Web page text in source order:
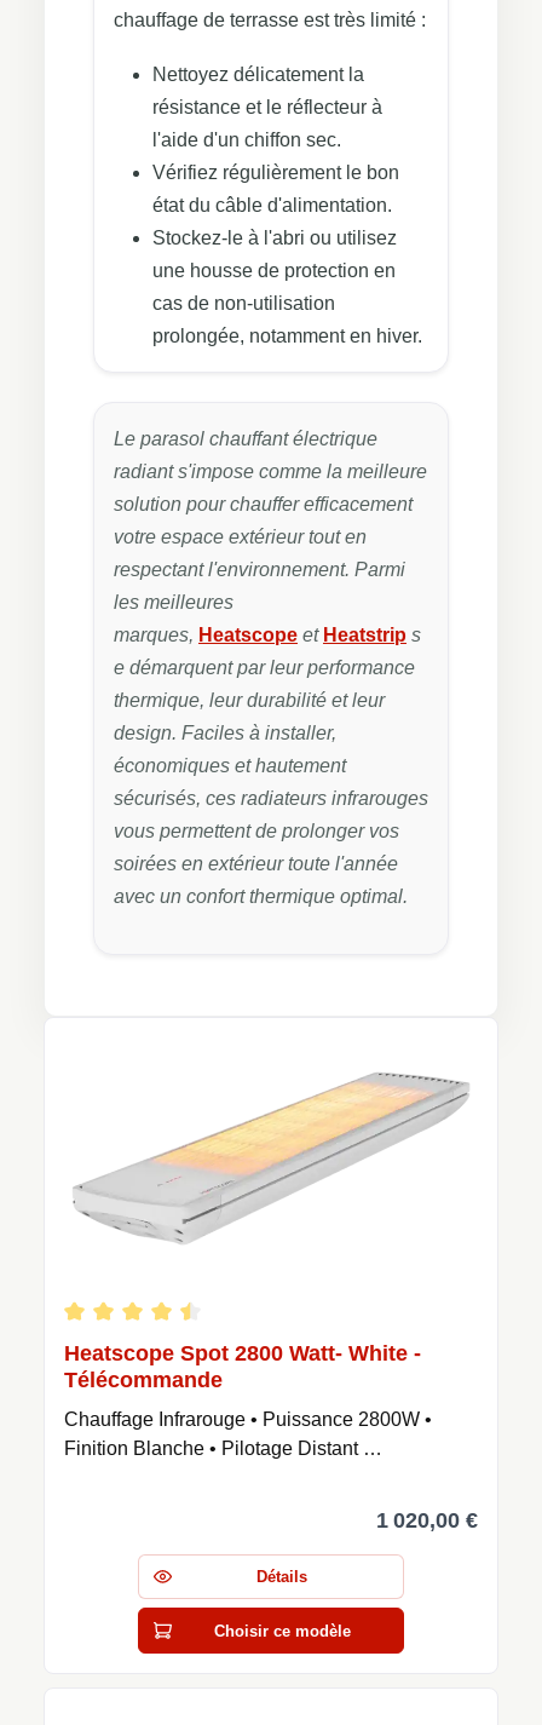
chauffage de terrasse est très limité :
Nettoyez délicatement la
résistance et le réflecteur à
l'aide d'un chiffon sec.
Vérifiez régulièrement le bon
état du câble d'alimentation.
Stockez-le à l'abri ou utilisez
une housse de protection en
cas de non-utilisation
prolongée, notamment en hiver.
Le parasol chauffant électrique
radiant s'impose comme la meilleure
solution pour chauffer efficacement
votre espace extérieur tout en
respectant l'environnement. Parmi
les meilleures
marques, Heatscope et Heatstrip s
e démarquent par leur performance
thermique, leur durabilité et leur
design. Faciles à installer,
économiques et hautement
sécurisés, ces radiateurs infrarouges
vous permettent de prolonger vos
soirées en extérieur toute l'année
avec un confort thermique optimal.
Note moyenne de 4.58 sur 5 étoiles
Heatscope Spot 2800 Watt- White -
Télécommande
Chauffage Infrarouge • Puissance 2800W •
Finition Blanche • Pilotage Distant …
1 020,00 €
Détails
Choisir ce modèle